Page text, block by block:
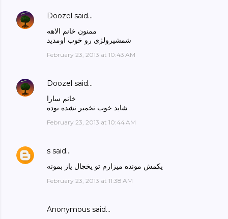
Doozel said…
ممنون خانم الاهه
شمشیرولژی رو خوب اومدید
February 23, 2013 at 10:43 AM
Doozel said…
خانم سارا
شاید خوب تخمیر نشده بوده
February 23, 2013 at 10:44 AM
s said…
یکمش مونده میزارم تو یخچال یاز بمونه
February 23, 2013 at 11:38 AM
Anonymous said…